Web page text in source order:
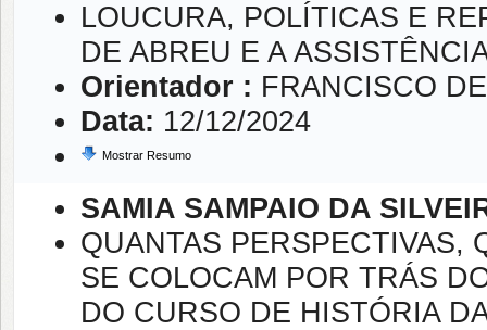
LOUCURA, POLÍTICAS E
DE ABREU E A
Orientador : FRANCISCO
Data: 12/12/2024
Mostrar Resumo
SAMIA SAMPAIO DA
QUANTAS
SE COLOCAM POR TRÁS
DO CURSO DE HISTÓRIA